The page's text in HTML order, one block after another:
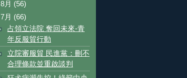
8月 (56)
7月 (66)
占領立法院 奪回未來-青
年反服貿行動
立院審服貿 民進黨：刪不
合理條款並重啟談判